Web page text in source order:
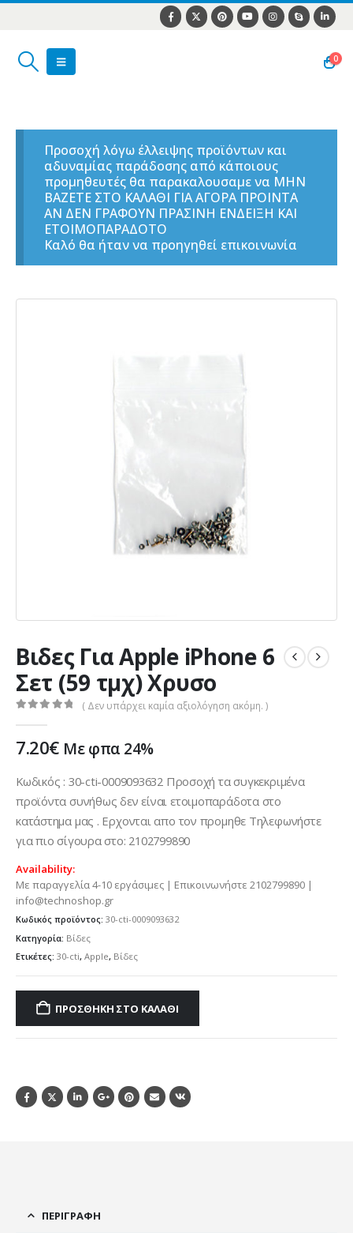
0
Προσοχή λόγω έλλειψης προϊόντων και
αδυναμίας παράδοσης από κάποιους
προμηθευτές θα παρακαλουσαμε να ΜΗΝ
ΒΑΖΕΤΕ ΣΤΟ ΚΑΛΑΘΙ ΓΙΑ ΑΓΟΡΑ ΠΡΟΙΝΤΑ
ΑΝ ΔΕΝ ΓΡΑΦΟΥΝ ΠΡΑΣΙΝΗ ΕΝΔΕΙΞΗ ΚΑΙ
ΕΤΟΙΜΟΠΑΡΑΔΟΤΟ
Καλό θα ήταν να προηγηθεί επικοινωνία
Βιδες Για Apple iPhone 6
Σετ (59 τμχ) Χρυσο
( Δεν υπάρχει καμία αξιολόγηση ακόμη. )
7.20€ Με φπα 24%
Κωδικός : 30-cti-0009093632 Προσοχή τα συγκεκριμένα
προϊόντα συνήθως δεν είναι ετοιμοπαράδοτα στο
κατάστημα μας . Ερχονται απο τον προμηθε Τηλεφωνήστε
για πιο σίγουρα στο: 2102799890
Availability:
Με παραγγελία 4-10 εργάσιμες | Επικοινωνήστε 2102799890 |
info@technoshop.gr
Κωδικός προϊόντος: 30-cti-0009093632
Κατηγορία: Βίδες
Ετικέτες: 30-cti, Apple, Βίδες
ΠΡΟΣΘΉΚΗ ΣΤΟ ΚΑΛΆΘΙ
ΠΕΡΙΓΡΑΦΉ